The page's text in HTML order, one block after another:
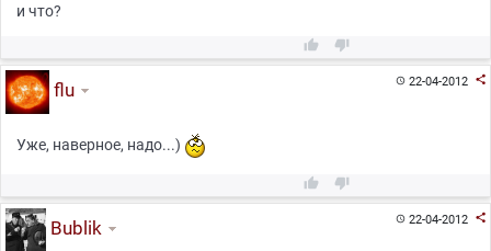
и что?
 
22-04-2012 
flu
Уже, наверное, надо...)
 
22-04-2012 
Bublik